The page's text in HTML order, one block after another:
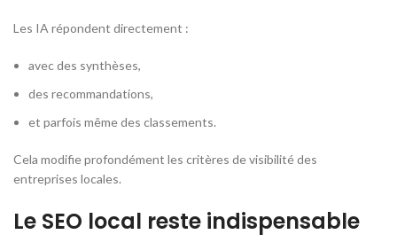
Les IA répondent directement :
avec des synthèses,
des recommandations,
et parfois même des classements.
Cela modifie profondément les critères de visibilité des
entreprises locales.
Le SEO local reste indispensable